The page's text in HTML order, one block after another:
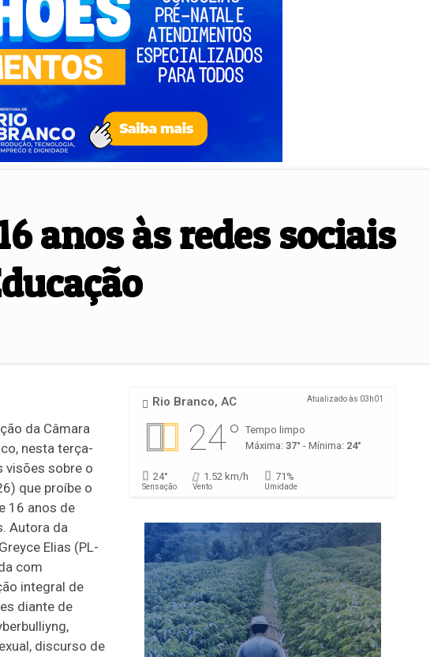
anos às redes sociais
da Câmara
nesta terça-
visões sobre o
que proíbe o
16 anos de
Autora da
Elias (PL-
com
integral de
diante de
discurso de
Rio Branco, AC Atualizado às 03h01
24°
Tempo limpo
Máxima:37° - Mínima: 24°
24°
Sensação
1.52 km/h
Vento
71%
Umidade